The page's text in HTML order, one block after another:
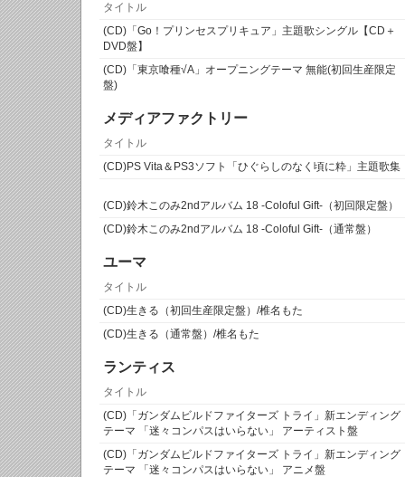
タイトル
(CD)「Go！プリンセスプリキュア」主題歌シングル【CD＋
DVD盤】
(CD)「東京喰種√A」オープニングテーマ 無能(初回生産限定
盤)
メディアファクトリー
タイトル
(CD)PS Vita＆PS3ソフト「ひぐらしのなく頃に粋」主題歌集
(CD)鈴木このみ2ndアルバム 18 -Coloful Gift-（初回限定盤）
(CD)鈴木このみ2ndアルバム 18 -Coloful Gift-（通常盤）
ユーマ
タイトル
(CD)生きる（初回生産限定盤）/椎名もた
(CD)生きる（通常盤）/椎名もた
ランティス
タイトル
(CD)「ガンダムビルドファイターズ トライ」新エンディング
テーマ 「迷々コンパスはいらない」 アーティスト盤
(CD)「ガンダムビルドファイターズ トライ」新エンディング
テーマ 「迷々コンパスはいらない」 アニメ盤